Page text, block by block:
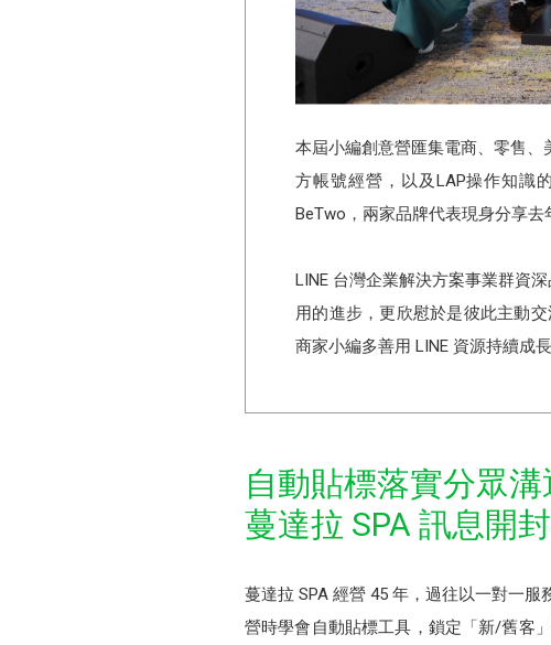
本屆小編創意營匯集電商、零售、
方帳號經營，以及LAP操作知識
BeTwo，兩家品牌代表現身分享去
LINE 台灣企業解決方案事業群資
用的進步，更欣慰於是彼此主動
商家小編多善用 LINE 資源持續成
自動貼標落實分眾溝
蔓達拉 SPA 訊息開
蔓達拉 SPA 經營 45 年，過往以一對一
營時學會自動貼標工具，鎖定「新/舊客